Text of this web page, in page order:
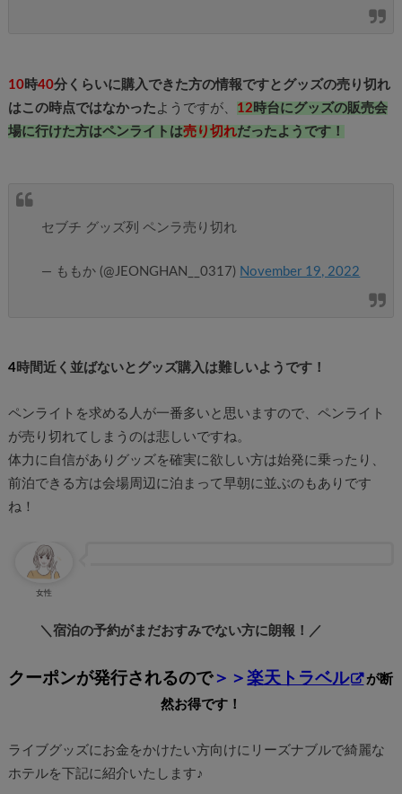
10時40分くらいに購入できた方の情報ですとグッズの売り切れ
はこの時点ではなかった ようですが、 12時台にグッズの販売会
場に行けた方はペンライトは売り切れだったようです！
セブチ グッズ列 ペンラ売り切れ
— ももか (@JEONGHAN__0317) November 19, 2022
4時間近く並ばないとグッズ購入は難しいようです！
ペンライトを求める人が一番多いと思いますので、ペンライト
が売り切れてしまうのは悲しいですね。
体力に自信がありグッズを確実に欲しい方は始発に乗ったり、
前泊できる方は会場周辺に泊まって早朝に並ぶのもありです
ね！
女性
＼宿泊の予約がまだおすみでない方に朗報！／
クーポンが発行されるので＞＞楽天トラベル
が断
然お得です！
ライブグッズにお金をかけたい方向けにリーズナブルで綺麗な
ホテルを下記に紹介いたします♪